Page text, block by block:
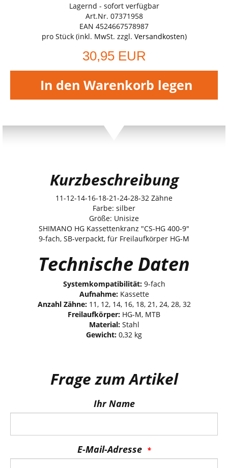
Lagernd - sofort verfügbar
Art.Nr. 07371958
EAN 4524667578987
pro Stück (inkl. MwSt. zzgl. Versandkosten)
30,95 EUR
In den Warenkorb legen
Kurzbeschreibung
11-12-14-16-18-21-24-28-32 Zähne
Farbe: silber
Größe: Unisize
SHIMANO HG Kassettenkranz "CS-HG 400-9"
9-fach, SB-verpackt, für Freilaufkörper HG-M
Technische Daten
Systemkompatibilität:9-fach
Aufnahme:Kassette
Anzahl Zähne:11, 12, 14, 16, 18, 21, 24, 28, 32
Freilaufkörper: HG-M, MTB
Material:Stahl
Gewicht: 0,32 kg
Frage zum Artikel
Ihr Name
E-Mail-Adresse